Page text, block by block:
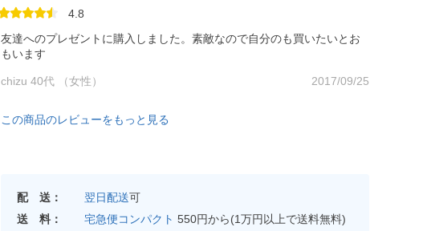
4.8
友達へのプレゼントに購入しました。素敵なので自分のも買いたいとお
もいます
chizu 40代 （女性） 2017/09/25
この商品のレビューをもっと見る
配 送： 翌日配送可
送 料：
宅急便コンパクト 550円から(1万円以上で送料無料)